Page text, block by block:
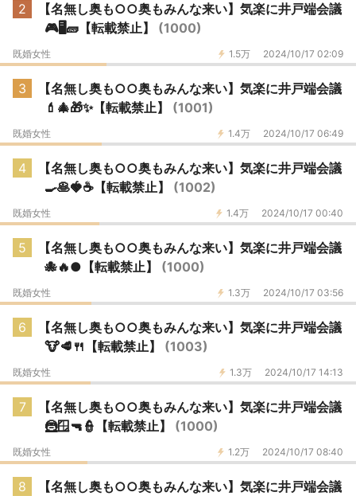
2
【名無し奥も○○奥もみんな来い】気楽に井戸端会議
🎮🖥🧱【転載禁止】 (1000)
1.5万 2024/10/17 02:09
既婚女性
3
【名無し奥も○○奥もみんな来い】気楽に井戸端会議
💄🎄🎁✨【転載禁止】 (1001)
1.4万 2024/10/17 06:49
既婚女性
4
【名無し奥も○○奥もみんな来い】気楽に井戸端会議
🍳🥞🍓☕【転載禁止】 (1002)
1.4万 2024/10/17 00:40
既婚女性
5
【名無し奥も○○奥もみんな来い】気楽に井戸端会議
🐙🔥●【転載禁止】 (1000)
1.3万 2024/10/17 03:56
既婚女性
6
【名無し奥も○○奥もみんな来い】気楽に井戸端会議
🐮🥩🍴【転載禁止】 (1003)
1.3万 2024/10/17 14:13
既婚女性
7
【名無し奥も○○奥もみんな来い】気楽に井戸端会議
🦹🪟🔫👮【転載禁止】 (1000)
1.2万 2024/10/17 08:40
既婚女性
8
【名無し奥も○○奥もみんな来い】気楽に井戸端会議